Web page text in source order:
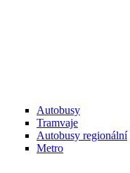
Autobusy
Tramvaje
Autobusy regionální
Metro